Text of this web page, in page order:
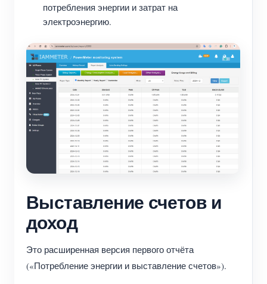
потребления энергии и затрат на
электроэнергию.
Выставление счетов и
доход
Это расширенная версия первого отчёта
(«Потребление энергии и выставление счетов»).